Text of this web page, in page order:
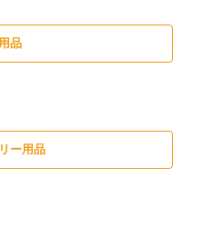
品
ー用品